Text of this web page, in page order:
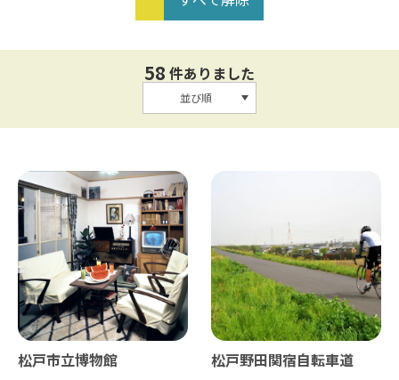
58 件ありました
並び順
松戸市立博物館 松戸野田関宿自転車道